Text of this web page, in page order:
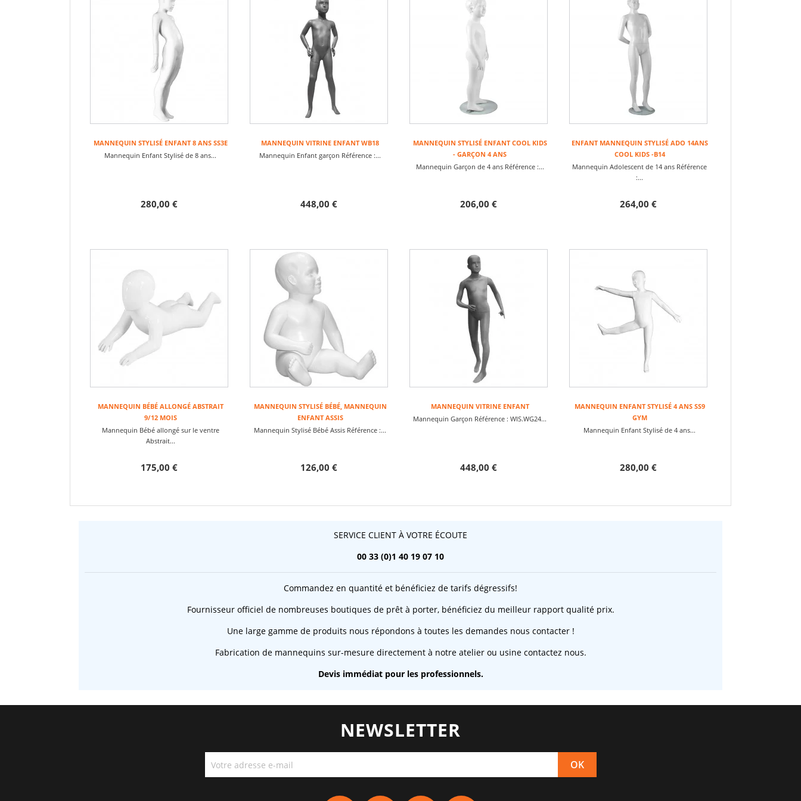
MANNEQUIN STYLISÉ ENFANT 8 ANS SS3E
Mannequin Enfant Stylisé de 8 ans...
280,00 €
MANNEQUIN VITRINE ENFANT WB18
Mannequin Enfant garçon Référence :...
448,00 €
MANNEQUIN STYLISÉ ENFANT COOL KIDS
- GARÇON 4 ANS
Mannequin Garçon de 4 ans Référence :...
206,00 €
ENFANT MANNEQUIN STYLISÉ ADO 14ANS
COOL KIDS -B14
Mannequin Adolescent de 14 ans Référence
:...
264,00 €
MANNEQUIN BÉBÉ ALLONGÉ ABSTRAIT
9/12 MOIS
Mannequin Bébé allongé sur le ventre
Abstrait...
175,00 €
MANNEQUIN STYLISÉ BÉBÉ, MANNEQUIN
ENFANT ASSIS
Mannequin Stylisé Bébé Assis Référence :...
126,00 €
MANNEQUIN VITRINE ENFANT
Mannequin Garçon Référence : WIS.WG24...
448,00 €
MANNEQUIN ENFANT STYLISÉ 4 ANS SS9
GYM
Mannequin Enfant Stylisé de 4 ans...
280,00 €
SERVICE CLIENT À VOTRE ÉCOUTE
00 33 (0)1 40 19 07 10
Commandez en quantité et bénéficiez de tarifs dégressifs!
Fournisseur officiel de nombreuses boutiques de prêt à porter, bénéficiez du meilleur rapport qualité prix.
Une large gamme de produits nous répondons à toutes les demandes nous contacter !
Fabrication de mannequins sur-mesure directement à notre atelier ou usine contactez nous.
Devis immédiat pour les professionnels.
NEWSLETTER